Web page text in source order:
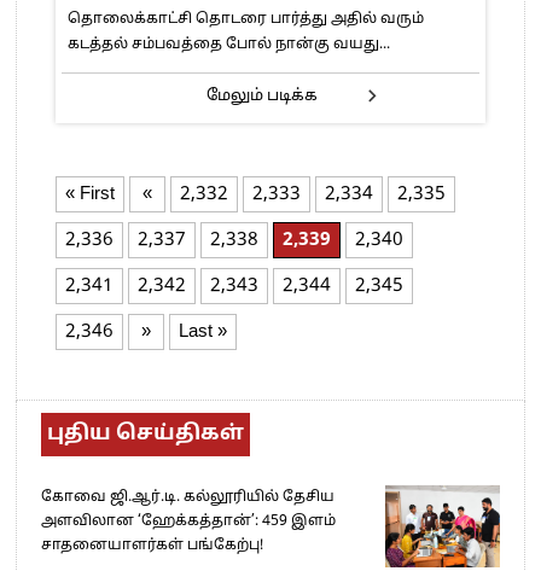
தொலைக்காட்சி தொடரை பார்த்து அதில் வரும்
கடத்தல் சம்பவத்தை போல் நான்கு வயது...
மேலும் படிக்க
« First « 2,332 2,333 2,334
2,335
2,336
2,337 2,338 2,339
2,340
2,341
2,342 2,343 2,344
2,345
2,346
» Last »
புதிய செய்திகள்
கோவை ஜி.ஆர்.டி. கல்லூரியில் தேசிய
அளவிலான ‘ஹேக்கத்தான்’: 459 இளம்
சாதனையாளர்கள் பங்கேற்பு!